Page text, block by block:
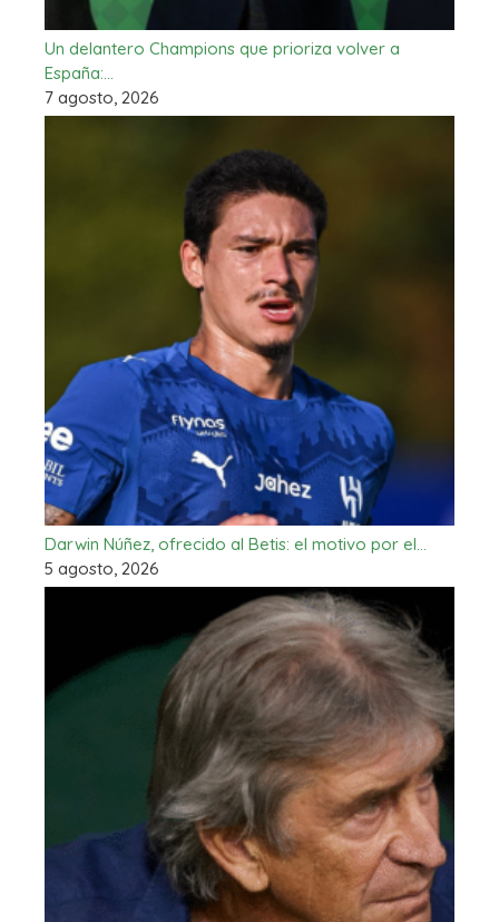
Un delantero Champions que prioriza volver a
España:…
7 agosto, 2026
Darwin Núñez, ofrecido al Betis: el motivo por el…
5 agosto, 2026